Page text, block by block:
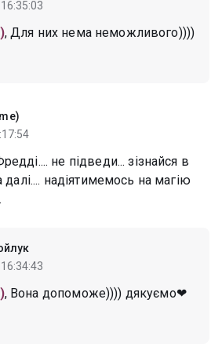
, Для них нема неможливого))))
не підведи... зізнайся в
далі.... надіятимемось на магію
, Вона допоможе)))) дякуємо❤